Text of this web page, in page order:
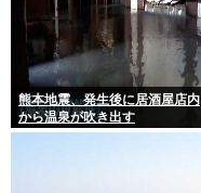
熊本地震、発生後に居酒屋店内
から温泉が吹き出す